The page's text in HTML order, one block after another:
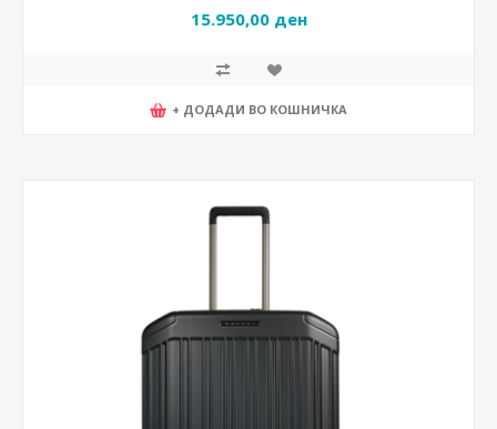
15.950,00 ден
+ ДОДАДИ ВО КОШНИЧКА